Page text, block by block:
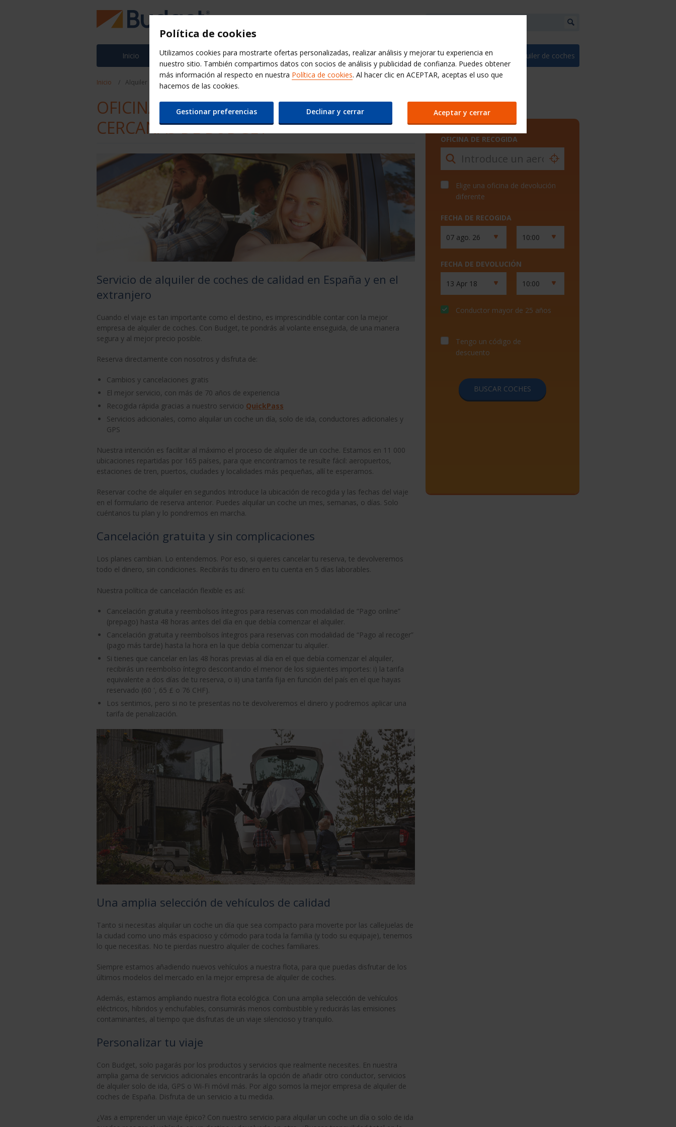
Inicio Ofertas Extras Budget Nuestros socios QuickPass Gestionar-reserva Alquiler de coches
Inicio Alquiler de coches
OFICINAS DE ALQUILER DE COCHES
CERCANAS DE BUDGET
Servicio de alquiler de coches de calidad en España y en el
extranjero
Cuando el viaje es tan importante como el destino, es imprescindible contar con la mejor
empresa de alquiler de coches. Con Budget, te pondrás al volante enseguida, de una manera
segura y al mejor precio posible.
Reserva directamente con nosotros y disfruta de:
Cambios y cancelaciones gratis
El mejor servicio, con más de 70 años de experiencia
Recogida rápida gracias a nuestro servicio QuickPass
Servicios adicionales, como alquilar un coche un día, solo de ida, conductores adicionales y
GPS
Nuestra intención es facilitar al máximo el proceso de alquiler de un coche. Estamos en 11 000
ubicaciones repartidas por 165 países, para que encontrarnos te resulte fácil: aeropuertos,
estaciones de tren, puertos, ciudades y localidades más pequeñas, allí te esperamos.
Reservar coche de alquiler en segundos Introduce la ubicación de recogida y las fechas del viaje
en el formulario de reserva anterior. Puedes alquilar un coche un mes, semanas, o días. Solo
cuéntanos tu plan y lo pondremos en marcha.
Cancelación gratuita y sin complicaciones
Los planes cambian. Lo entendemos. Por eso, si quieres cancelar tu reserva, te devolveremos
todo el dinero, sin condiciones. Recibirás tu dinero en tu cuenta en 5 días laborables.
Nuestra política de cancelación flexible es así:
Cancelación gratuita y reembolsos íntegros para reservas con modalidad de “Pago online”
(prepago) hasta 48 horas antes del día en que debía comenzar el alquiler.
Cancelación gratuita y reembolsos íntegros para reservas con modalidad de “Pago al recoger”
(pago más tarde) hasta la hora en la que debía comenzar tu alquiler.
Si tienes que cancelar en las 48 horas previas al día en el que debía comenzar el alquiler,
recibirás un reembolso íntegro descontando el menor de los siguientes importes: i) la tarifa
equivalente a dos días de tu reserva, o ii) una tarifa fija en función del país en el que hayas
reservado (60 ', 65 £ o 76 CHF).
Los sentimos, pero si no te presentas no te devolveremos el dinero y podremos aplicar una
tarifa de penalización.
Una amplia selección de vehículos de calidad
Tanto si necesitas alquilar un coche un día que sea compacto para moverte por las callejuelas de
la ciudad como uno más espacioso y cómodo para toda la familia (y todo su equipaje), tenemos
lo que necesitas. No te pierdas nuestro alquiler de coches familiares.
Siempre estamos añadiendo nuevos vehículos a nuestra flota, para que puedas disfrutar de los
últimos modelos del mercado en la mejor empresa de alquiler de coches.
Además, estamos ampliando nuestra flota ecológica. Con una amplia selección de vehículos
eléctricos, híbridos y enchufables, consumirás menos combustible y reducirás las emisiones
contaminantes, al tiempo que disfrutas de un viaje silencioso y tranquilo.
Personalizar tu viaje
Con Budget, solo pagarás por los productos y servicios que realmente necesites. En nuestra
amplia gama de servicios adicionales encontrarás la opción de añadir otro conductor, servicios
de alquiler solo de ida, GPS o Wi-Fi móvil más. Por algo somos la mejor empresa de alquiler de
coches de España. Disfruta de un servicio a tu medida.
¿Vas a emprender un viaje épico? Con nuestro servicio para alquilar un coche un día o solo de ida
OFICINA DE RECOGIDA
Elige una oficina de devolución
diferente
FECHA DE RECOGIDA
FECHA DE DEVOLUCIÓN
Conductor mayor de 25 años
Tengo un código de
descuento
BUSCAR COCHES
Política de cookies
Utilizamos cookies para mostrarte ofertas personalizadas, realizar análisis y mejorar tu experiencia en
nuestro sitio. También compartimos datos con socios de análisis y publicidad de confianza. Puedes obtener
más información al respecto en nuestra Política de cookies. Al hacer clic en ACEPTAR, aceptas el uso que
hacemos de las cookies.
Gestionar preferencias Declinar y cerrar Aceptar y cerrar